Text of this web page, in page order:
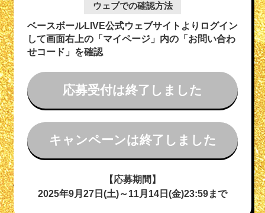
ウェブでの確認方法
ベースボールLIVE公式ウェブサイトよりログイン
して画面右上の「マイページ」内の「お問い合わ
せコード」を確認
応募受付は終了しました
キャンペーンは終了しました
【応募期間】
2025年9月27日(土)～11月14日(金)23:59まで